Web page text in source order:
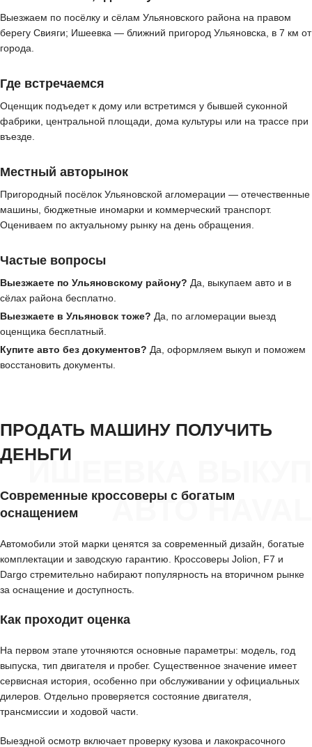
Выезжаем по посёлку и сёлам Ульяновского района на правом
берегу Свияги; Ишеевка — ближний пригород Ульяновска, в 7 км от
города.
Где встречаемся
Оценщик подъедет к дому или встретимся у бывшей суконной
фабрики, центральной площади, дома культуры или на трассе при
въезде.
Местный авторынок
Пригородный посёлок Ульяновской агломерации — отечественные
машины, бюджетные иномарки и коммерческий транспорт.
Оцениваем по актуальному рынку на день обращения.
Частые вопросы
Выезжаете по Ульяновскому району? Да, выкупаем авто и в
сёлах района бесплатно.
Выезжаете в Ульяновск тоже? Да, по агломерации выезд
оценщика бесплатный.
Купите авто без документов? Да, оформляем выкуп и поможем
восстановить документы.
ИШЕЕВКА ВЫКУП
АВТО HAVAL
ПРОДАТЬ МАШИНУ ПОЛУЧИТЬ
ДЕНЬГИ
Современные кроссоверы с богатым
оснащением
Автомобили этой марки ценятся за современный дизайн, богатые
комплектации и заводскую гарантию. Кроссоверы Jolion, F7 и
Dargo стремительно набирают популярность на вторичном рынке
за оснащение и доступность.
Как проходит оценка
На первом этапе уточняются основные параметры: модель, год
выпуска, тип двигателя и пробег. Существенное значение имеет
сервисная история, особенно при обслуживании у официальных
дилеров. Отдельно проверяется состояние двигателя,
трансмиссии и ходовой части.
Выездной осмотр включает проверку кузова и лакокрасочного